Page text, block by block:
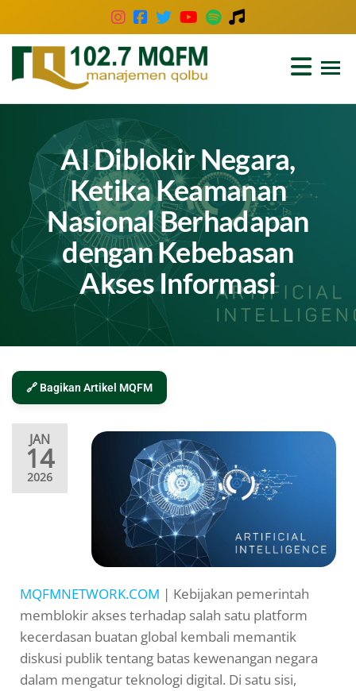
MQFM
–
Inspirasi
Keluarga
Indonesia
Indonesia
AI Diblokir Negara,
Ketika Keamanan
Nasional Berhadapan
dengan Kebebasan
Akses Informasi
🔗 Bagikan Artikel MQFM
JAN
14
2026
MQFMNETWORK.COM | Kebijakan pemerintah
memblokir akses terhadap salah satu platform
kecerdasan buatan global kembali memantik
diskusi publik tentang batas kewenangan negara
dalam mengatur teknologi digital. Di satu sisi,